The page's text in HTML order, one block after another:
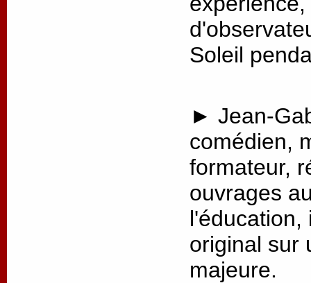
Soleil
► Jean-
comédien,
formateur,
ouvrages
l'éducation,
original sur
majeure.